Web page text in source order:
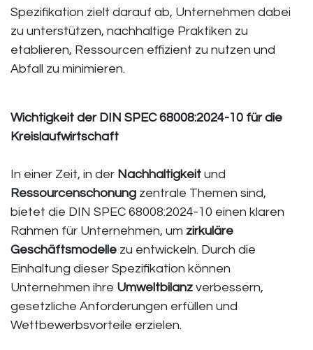
Spezifikation zielt darauf ab, Unternehmen dabei
zu unterstützen, nachhaltige Praktiken zu
etablieren, Ressourcen effizient zu nutzen und
Abfall zu minimieren.
Wichtigkeit der DIN SPEC 68008:2024-10 für die
Kreislaufwirtschaft
In einer Zeit, in der Nachhaltigkeit und
Ressourcenschonung zentrale Themen sind,
bietet die DIN SPEC 68008:2024-10 einen klaren
Rahmen für Unternehmen, um zirkuläre
Geschäftsmodelle zu entwickeln. Durch die
Einhaltung dieser Spezifikation können
Unternehmen ihre Umweltbilanz verbessern,
gesetzliche Anforderungen erfüllen und
Wettbewerbsvorteile erzielen.